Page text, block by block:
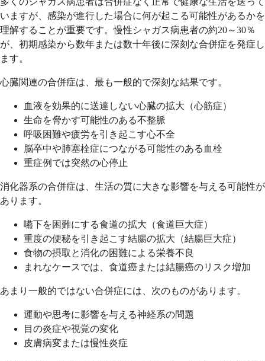
いますが、感染が進行した場合に何が起こる可能性があるかを
理解することが重要です。慢性シャガス病患者の約20～30％
が、初期感染から数年または数十年後に深刻な合併症を発症し
ます。
心臓関連の合併症は、最も一般的で深刻な結果です。
血液を効果的に送達しない心臓の拡大（心筋症）
生命を脅かす可能性のある不整脈
呼吸困難や疲労を引き起こす心不全
脳卒中や肺塞栓症につながる可能性のある血栓
重症例では突然の心停止
消化器系の合併症は、生活の質に大きな影響を与える可能性が
あります。
嚥下を困難にする食道の拡大（食道巨大症）
重度の便秘を引き起こす結腸の拡大（結腸巨大症）
食物の摂取と消化の困難による栄養不良
まれなケースでは、食道癌または結腸癌のリスク増加
あまり一般的ではない合併症には、次のものがあります。
運動や思考に影響を与える神経系の問題
目の炎症や視覚の変化
皮膚病変または慢性炎症